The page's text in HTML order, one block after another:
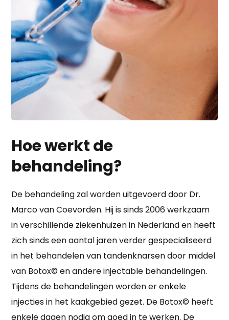
Hoe werkt de
behandeling?
De behandeling zal worden uitgevoerd door Dr.
Marco van Coevorden. Hij is sinds 2006 werkzaam
in verschillende ziekenhuizen in Nederland en heeft
zich sinds een aantal jaren verder gespecialiseerd
in het behandelen van tandenknarsen door middel
van Botox© en andere injectable behandelingen.
Tijdens de behandelingen worden er enkele
injecties in het kaakgebied gezet. De Botox© heeft
enkele dagen nodig om goed in te werken. De